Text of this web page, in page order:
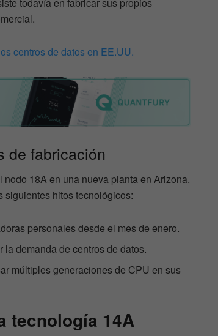
todavía en fabricar sus propios
centros de datos en EE.UU.
de fabricación
18A en una nueva planta en Arizona.
siguientes hitos tecnológicos:
personales desde el mes de enero.
la demanda de centros de datos.
múltiples generaciones de CPU en sus
tecnología 14A